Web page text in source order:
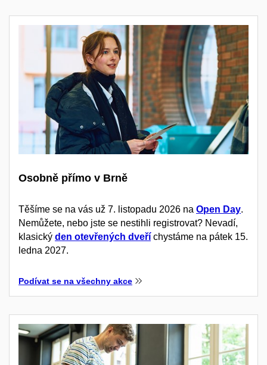
Osobně přímo v Brně
Těšíme se na vás už 7. listopadu 2026 na Open Day.
Nemůžete, nebo jste se nestihli registrovat? Nevadí,
klasický den otevřených dveří chystáme na pátek 15.
ledna 2027.
Podívat se na všechny akce